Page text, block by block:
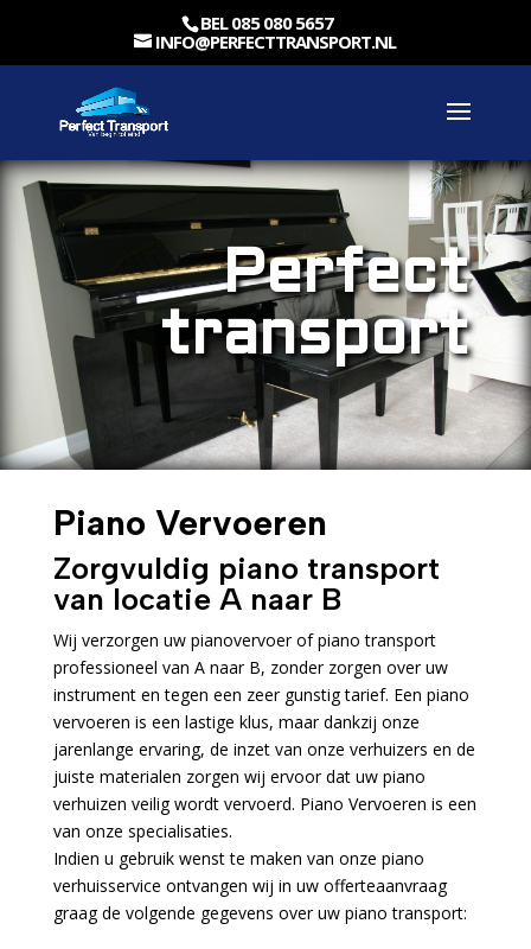
BEL 085 080 5657
INFO@PERFECTTRANSPORT.NL
Perfect
transport
Piano Vervoeren
Zorgvuldig piano transport
van locatie A naar B
Wij verzorgen uw pianovervoer of piano transport
professioneel van A naar B, zonder zorgen over uw
instrument en tegen een zeer gunstig tarief. Een piano
vervoeren is een lastige klus, maar dankzij onze
jarenlange ervaring, de inzet van onze verhuizers en de
juiste materialen zorgen wij ervoor dat uw piano
verhuizen veilig wordt vervoerd. Piano Vervoeren is een
van onze specialisaties.
Indien u gebruik wenst te maken van onze piano
verhuisservice ontvangen wij in uw offerteaanvraag
graag de volgende gegevens over uw piano transport: